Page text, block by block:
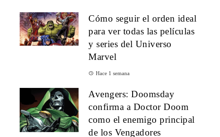
Cómo seguir el orden ideal
para ver todas las películas
y series del Universo
Marvel
Hace 1 semana
Avengers: Doomsday
confirma a Doctor Doom
como el enemigo principal
de los Vengadores